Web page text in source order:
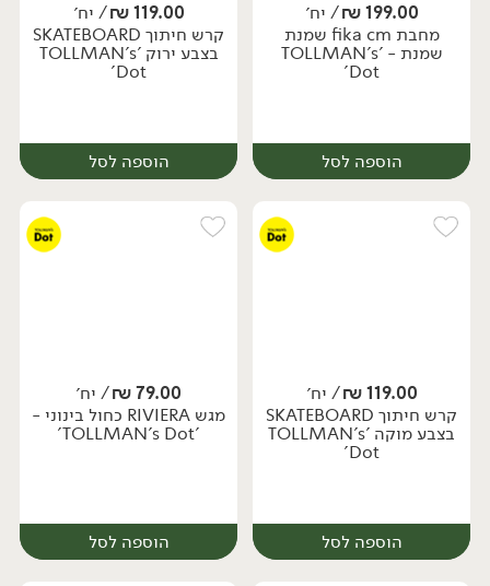
יח׳ יח׳
199.00
₪/ יח׳
מחבת fika cm שמנת
שמנת - 'TOLLMAN's
Dot'
הוספה לסל
יח׳
119.00
₪/ יח׳
קרש חיתוך SKATEBOARD
בצבע ירוק 'TOLLMAN's
Dot'
הוספה לסל
יח׳
119.00
₪/ יח׳
קרש חיתוך SKATEBOARD
בצבע מוקה 'TOLLMAN's
Dot'
הוספה לסל
79.00
₪/ יח׳
מגש RIVIERA כחול בינוני -
'TOLLMAN's Dot'
הוספה לסל